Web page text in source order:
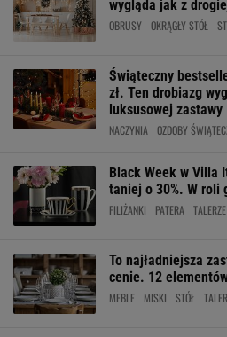
wygląda jak z
OBRUSY OKRĄGŁY STÓŁ
Świąteczny
zł. Ten drobiazg
luksusowej zastawy
NACZYNIA OZDOBY
Black Week w Villa
taniej o 30%. W roli
FILIŻANKI PATERA TALERZE
To najładniejsza
cenie. 12
MEBLE MISKI STÓŁ